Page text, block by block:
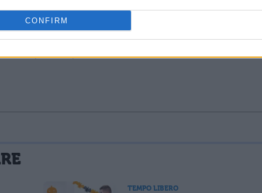
CONFIRM
cookie salvi i tuoi dati (nome, email) per il prossimo commento.
TEMPO LIBERO